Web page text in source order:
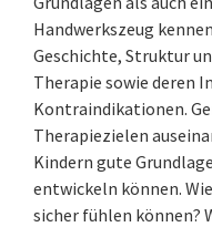
Handwerkszeug
Geschichte, Struktur
Therapie sowie deren
Kontraindikationen.
Therapiezielen
Kindern gute
entwickeln können.
sicher fühlen können?